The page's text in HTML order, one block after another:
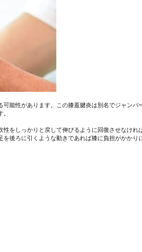
性があります。この膝蓋腱炎は別名でジャンパ
をしっかりと戻して伸びるように回復させなけれ
後ろに引くような動きであれば膝に負担がかかり